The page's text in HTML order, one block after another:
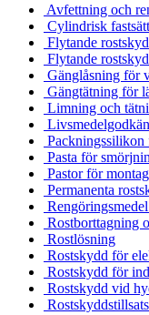
Avfettning och
Cylindrisk
Flytande
Flytande
Gänglåsning för
Gängtätning för
Limning och
Packningssilikon
Pasta för
Pastor för
Permanenta
Rostborttagning
Rostlösning
Rostskydd för
Rostskydd för
Rostskydd vid